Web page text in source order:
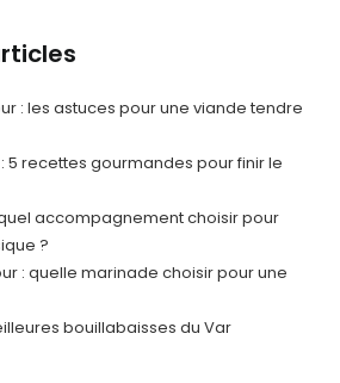
: les astuces pour une viande tendre
5 recettes gourmandes pour finir le
accompagnement choisir pour
?
: quelle marinade choisir pour une
bouillabaisses du Var